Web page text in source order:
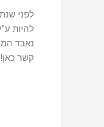
לפני
נאבד
קשר